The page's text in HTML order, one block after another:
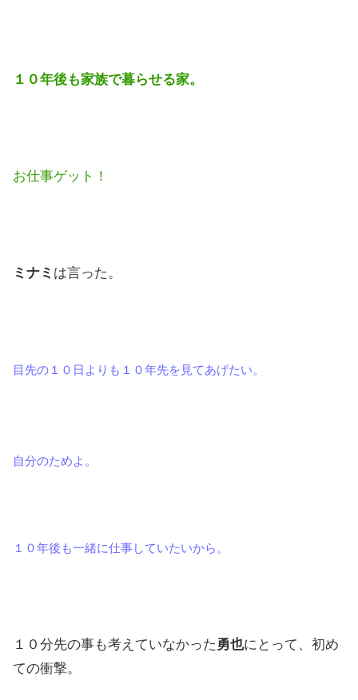
１０年後も家族で暮らせる家。
お仕事ゲット！
ミナミ は言った。
目先の１０日よりも１０年先を見てあげたい。
自分のためよ。
１０年後も一緒に仕事していたいから。
１０分先の事も考えていなかった 勇也にとって、初め
ての衝撃。